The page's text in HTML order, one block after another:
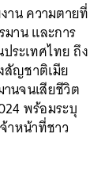
าน ความตายที่
าน และการ
ระเทศไทย ถึง
สัญชาติเมีย
นจนเสียชีวิต
พร้อมระบุ
าหน้าที่ชาว